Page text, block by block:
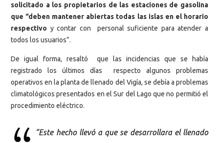
solicitado a los propietarios de las estaciones de gasolina
que “deben mantener abiertas todas las islas en el horario
respectivo y contar con personal suficiente para atender a
todos los usuarios”.
De igual forma, resaltó que las incidencias que se había
registrado los últimos días respecto algunos problemas
operativos en la planta de llenado del Vigía, se debía a problemas
climatológicos presentados en el Sur del Lago que no permitió el
procedimiento eléctrico.
“Este hecho llevó a que se desarrollara el llenado